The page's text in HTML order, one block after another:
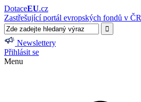
DotaceEU.cz
Zastřešující portál evropských fondů v ČR
Newslettery
Přihlásit se
Menu